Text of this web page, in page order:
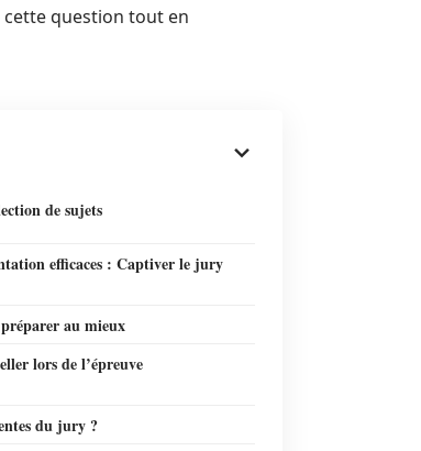
question tout en
de sujets
efficaces : Captiver le jury
préparer au mieux
lors de l’épreuve
du jury ?